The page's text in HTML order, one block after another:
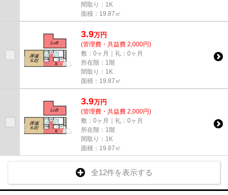
間取り：1K
面積：19.87㎡
3.9万円
(管理費・共益費 2,000円)
敷：0ヶ月｜礼：0ヶ月
所在階：1階
間取り：1K
面積：19.87㎡
3.9万円
(管理費・共益費 2,000円)
敷：0ヶ月｜礼：0ヶ月
所在階：1階
間取り：1K
面積：19.87㎡
全12件を表示する